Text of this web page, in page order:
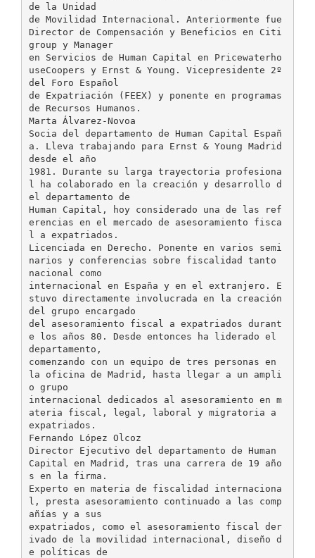
de la Unidad
de Movilidad Internacional. Anteriormente fue
Director de Compensación y Beneficios en Citi
group y Manager
en Servicios de Human Capital en Pricewaterho
useCoopers y Ernst & Young. Vicepresidente 2º
del Foro Español
de Expatriación (FEEX) y ponente en programas
de Recursos Humanos.
Marta Álvarez-Novoa
Socia del departamento de Human Capital Españ
a. Lleva trabajando para Ernst & Young Madrid
desde el año
1981. Durante su larga trayectoria profesiona
l ha colaborado en la creación y desarrollo d
el departamento de
Human Capital, hoy considerado una de las ref
erencias en el mercado de asesoramiento fisca
l a expatriados.
Licenciada en Derecho. Ponente en varios semi
narios y conferencias sobre fiscalidad tanto
nacional como
internacional en España y en el extranjero. E
stuvo directamente involucrada en la creación
del grupo encargado
del asesoramiento fiscal a expatriados durant
e los años 80. Desde entonces ha liderado el
departamento,
comenzando con un equipo de tres personas en
la oficina de Madrid, hasta llegar a un ampli
o grupo
internacional dedicados al asesoramiento en m
ateria fiscal, legal, laboral y migratoria a
expatriados.
Fernando López Olcoz
Director Ejecutivo del departamento de Human
Capital en Madrid, tras una carrera de 19 año
s en la firma.
Experto en materia de fiscalidad internaciona
l, presta asesoramiento continuado a las comp
añías y a sus
expatriados, como el asesoramiento fiscal der
ivado de la movilidad internacional, diseño d
e políticas de